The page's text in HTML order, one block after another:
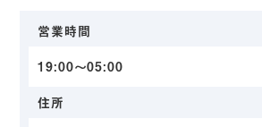
営業時間
19:00〜05:00
住所